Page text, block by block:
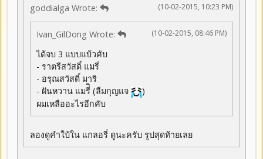
(10-02-2015, 10:23 PM)
goddialga Wrote:
(10-02-2015, 08:46 PM)
Ivan_GilDong Wrote:
ได้จบ 3 แบบแบ้วคับ
- ราตรีสวัสดิ์ แมรี่
- อรุณสวัสดิ์ มาริ
- ฝันหวาน แมรี่ิ (ลืมกุญแจ
)
ผมเหลืออะไรอีกคับ
ลองดูคำใบ้ใน แกลอรี่ ดูนะครับ รูปสุดท้ายเลย